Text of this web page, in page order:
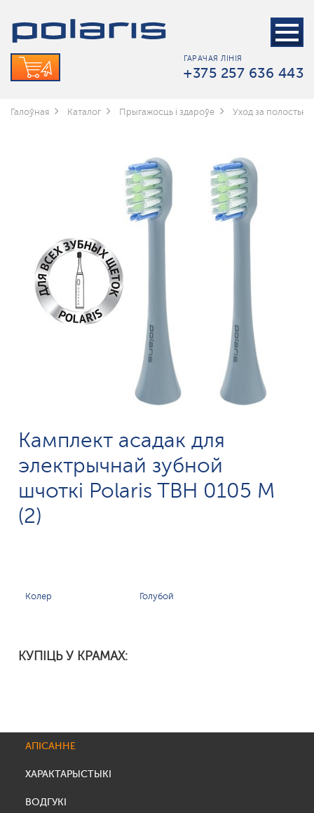
ГАРАЧАЯ ЛІНІЯ
+375 257 636 443
Галоўная Каталог Прыгажосць і здароўе Уход за полостью
Камплект асадак для
электрычнай зубной
шчоткі Polaris TBH 0105 M
(2)
Колер Голубой
КУПІЦЬ У КРАМАХ:
АПІСАННЕ
ХАРАКТАРЫСТЫКІ
ВОДГУКІ